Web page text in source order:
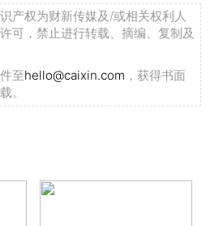
产权为财新传媒及/或相关权利人
可，禁止进行转载、摘编、复制及
至hello@caixin.com ，获得书面
。